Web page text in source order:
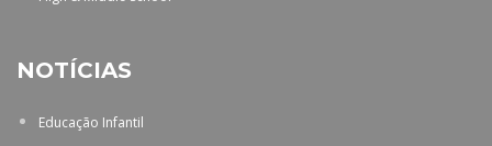
NOTÍCIAS
Educação Infantil